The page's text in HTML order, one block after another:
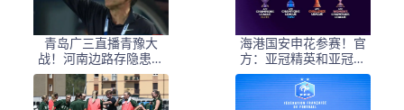
青岛广三直播青豫大
战！河南边路存隐患，
古斯塔沃等喂饼，西海
岸剑指亚冠
海港国安申花参赛！官
方：亚冠精英和亚冠二
抽签仪式8月18日进行